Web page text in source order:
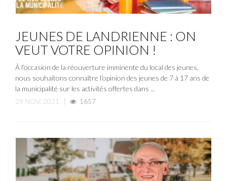
JEUNES DE LANDRIENNE : ON
VEUT VOTRE OPINION !
À l’occasion de la réouverture imminente du local des jeunes,
nous souhaitons connaître l’opinion des jeunes de 7 à 17 ans de
la municipalité sur les activités offertes dans ...
29 NOV, 2021
| 1657